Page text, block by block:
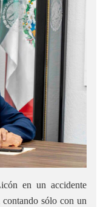
en un accidente
contando sólo con un